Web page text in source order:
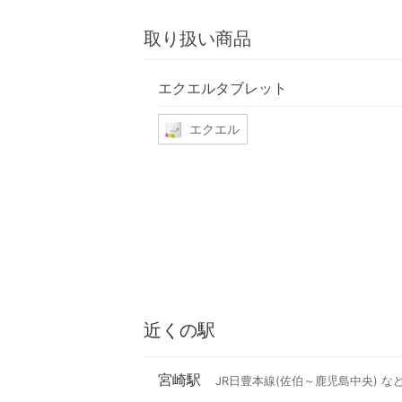
取り扱い商品
エクエルタブレット
エクエル
近くの駅
宮崎駅 JR日豊本線(佐伯～鹿児島中央) な